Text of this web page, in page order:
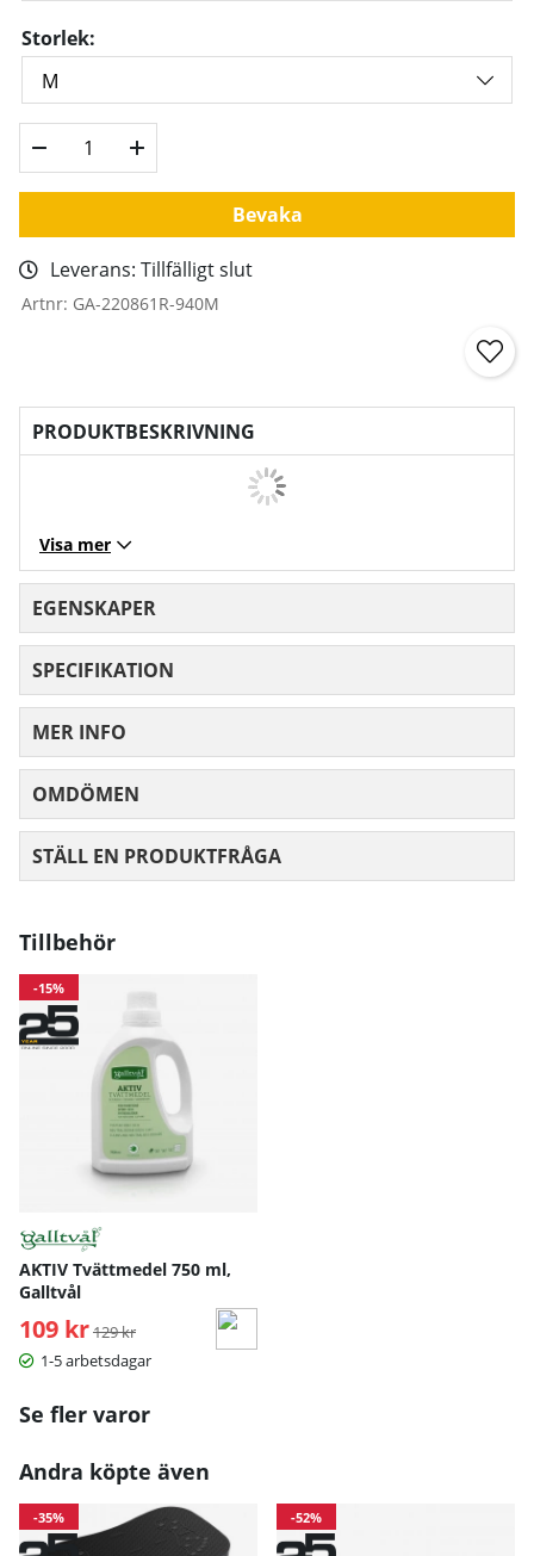
Storlek:
Bevaka
Leverans: Tillfälligt slut
Artnr: GA-220861R-940M
PRODUKTBESKRIVNING
Visa mer
EGENSKAPER
SPECIFIKATION
MER INFO
OMDÖMEN
STÄLL EN PRODUKTFRÅGA
Tillbehör
-15%
AKTIV Tvättmedel 750 ml,
Galltvål
109 kr Ordinarie pris:
129 kr
1-5 arbetsdagar
Se fler varor
Andra köpte även
-35% -52%